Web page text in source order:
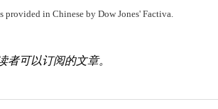
provided in Chinese by Dow Jones' Factiva.
者可以订阅的文章。